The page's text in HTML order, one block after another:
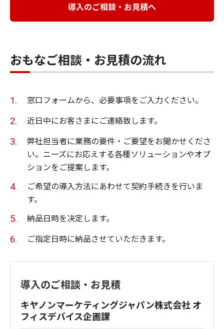
導入のご相談・お見積へ
おもなご相談・お見積の流れ
窓口フォームから、必要事項をご入力ください。
近日中にお客さまにご連絡致します。
弊社担当者に業務の要件・ご要望をお聞かせくださ
い。ニーズにお応えする各種ソリューションやオプ
ションをご提案します。
ご希望の導入方法にあわせて契約手続きを行いま
す。
納品日時を决定します。
ご指定日時に納品させていただきます。
導入のご相談・お見積
キヤノンマーケティングジャパン株式会社 オ
フィスデバイス企画課